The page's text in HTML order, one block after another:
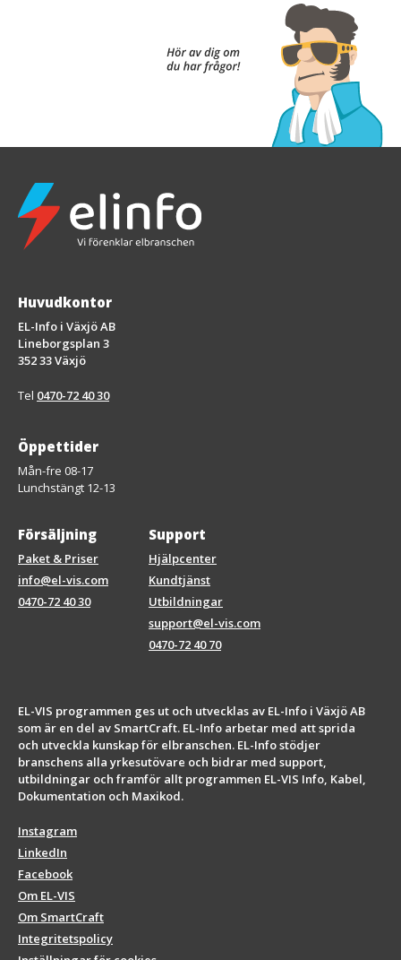
Huvudkontor
EL-Info i Växjö AB
Lineborgsplan 3
352 33 Växjö
Tel 0470-72 40 30
Försäljning
Paket & Priser
info@el-vis.com
0470-72 40 30
Support
Hjälpcenter
Kundtjänst
Utbildningar
support@el-vis.com
0470-72 40 70
Öppettider
Mån-fre 08-17
Lunchstängt 12-13
EL-VIS programmen ges ut och utvecklas av EL-Info i Växjö AB
som är en del av SmartCraft. EL-Info arbetar med att sprida
och utveckla kunskap för elbranschen. EL-Info stödjer
branschens alla yrkesutövare och bidrar med support,
utbildningar och framför allt programmen EL-VIS Info, Kabel,
Dokumentation och Maxikod.
Instagram
LinkedIn
Facebook
Om EL-VIS
Om SmartCraft
Integritetspolicy